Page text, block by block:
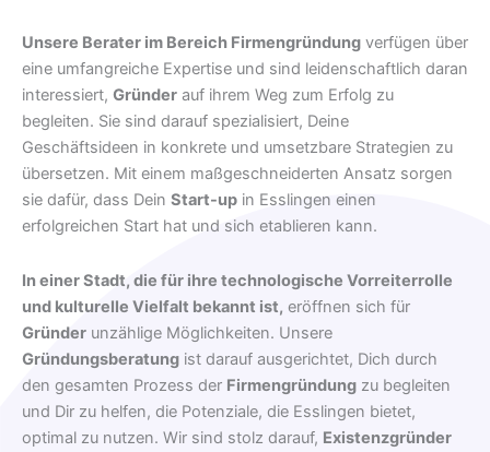
Unsere Berater im Bereich Firmengründung verfügen über
eine umfangreiche Expertise und sind leidenschaftlich daran
interessiert, Gründer auf ihrem Weg zum Erfolg zu
begleiten. Sie sind darauf spezialisiert, Deine
Geschäftsideen in konkrete und umsetzbare Strategien zu
übersetzen. Mit einem maßgeschneiderten Ansatz sorgen
sie dafür, dass Dein Start-up in Esslingen einen
erfolgreichen Start hat und sich etablieren kann.
In einer Stadt, die für ihre technologische Vorreiterrolle
und kulturelle Vielfalt bekannt ist, eröffnen sich für
Gründer unzählige Möglichkeiten. Unsere
Gründungsberatung ist darauf ausgerichtet, Dich durch
den gesamten Prozess der Firmengründung zu begleiten
und Dir zu helfen, die Potenziale, die Esslingen bietet,
optimal zu nutzen. Wir sind stolz darauf, Existenzgründer